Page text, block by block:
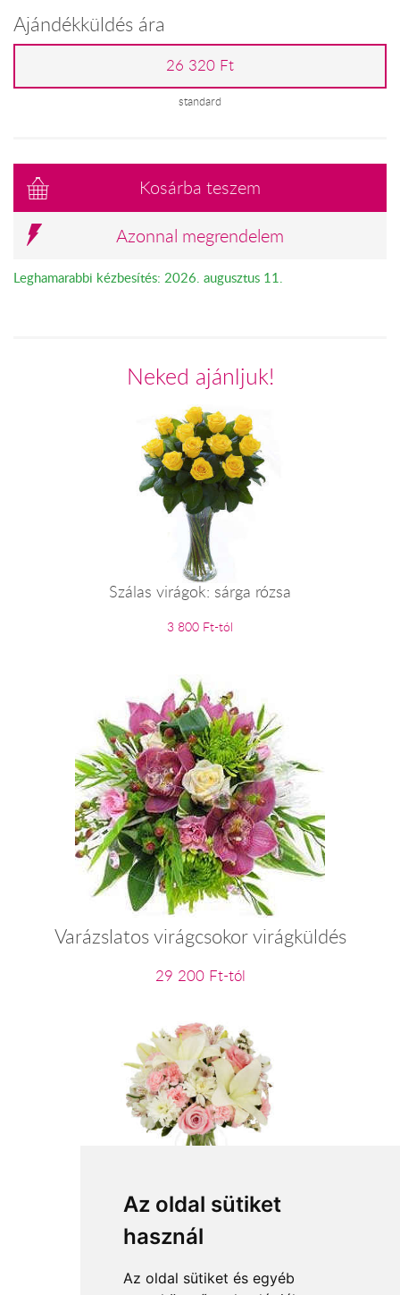
Az oldal sütiket
használ
Az oldal sütiket és egyéb
Ajándékküldés ára
26 320 Ft
standard
Kosárba teszem
Azonnal megrendelem
Leghamarabbi kézbesítés: 2026. augusztus 11.
Neked ajánljuk!
Szálas virágok: sárga rózsa
3 800 Ft-tól
Varázslatos virágcsokor virágküldés
29 200 Ft-tól
Anyák napi ölelés
27 600 Ft-tól